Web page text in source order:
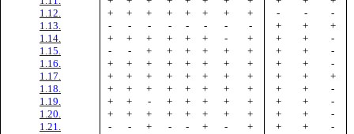
1.12.
+ + + + + + + + - - -
1.13.
- - - - - - - - + +
+
1.14.
+ + + + + + - + + +
-
1.15.
- - + + + + + + + + -
1.16.
+ + + + + + + + + + -
1.17.
+ + + + + + + + + + +
1.18.
+ + + + + + + + + + -
1.19.
+ + - + + + + + + + -
1.20.
+ + + + + + + + + + -
1.21.
- - + - - + - + + +
-